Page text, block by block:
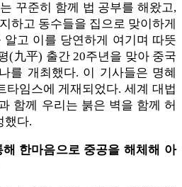
꾸준히 함께 법 공부를 해왔고,
하고 동수들을 집으로 맞이하게
고 이를 당연하게 여기며 따뜻
(九平) 출간 20주년을 맞아 중국
를 개최했다. 이 기사들은 명혜
타임스에 게재되었다. 세계 대법
함께 우리는 붉은 벽을 함께 허
했다.
한마음으로 중공을 해체해 아